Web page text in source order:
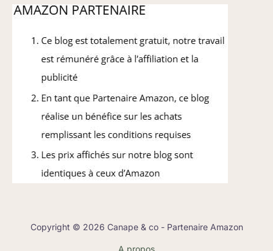
Copyright © 2026 Canape & co - Partenaire Amazon
A propos